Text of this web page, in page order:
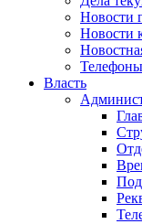
Новости
Новости
Власть